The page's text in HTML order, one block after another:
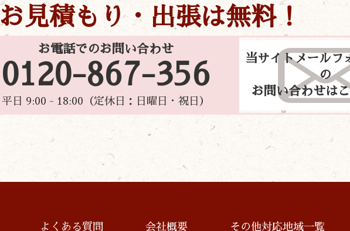
お見積もり・出張は無料！
お電話でのお問い合わせ
0120-867-356
平日 9:00 - 18:00（定休日：日曜日・祝日）
当サイトメールフ
の
お問い合わせは
よくある質問 会社概要 その他対応地域一覧